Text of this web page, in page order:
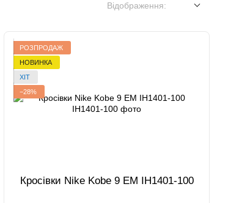
Відображення:
РОЗПРОДАЖ
НОВИНКА
ХІТ
−28%
Кросівки Nike Kobe 9 EM IH1401-100